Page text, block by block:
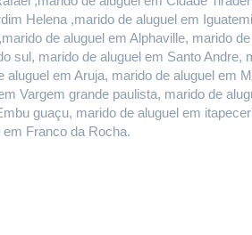
Helena ,marido de aluguel em
de aluguel em Alphaville, marido de
sul, marido de aluguel em Santo Andre,
em Aruja, marido de aluguel em
Vargem grande paulista, marido de
guaçu, marido de aluguel em
Franco da Rocha.